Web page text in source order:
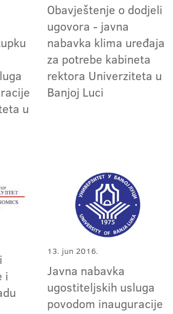
u
Obavještenje o dodjeli
ugovora - javna
nabavka klima uređaja
za potrebe kabineta
rektora Univerziteta u
Banjoj Luci
i
13. jun 2016.
Javna nabavka
ugostiteljskih usluga
povodom inauguracije